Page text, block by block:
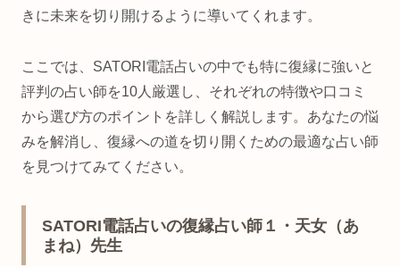
きに未来を切り開けるように導いてくれます。
ここでは、SATORI電話占いの中でも特に復縁に強いと
評判の占い師を10人厳選し、それぞれの特徴や口コミ
から選び方のポイントを詳しく解説します。あなたの悩
みを解消し、復縁への道を切り開くための最適な占い師
を見つけてみてください。
SATORI電話占いの復縁占い師１・天女（あ
まね）先生